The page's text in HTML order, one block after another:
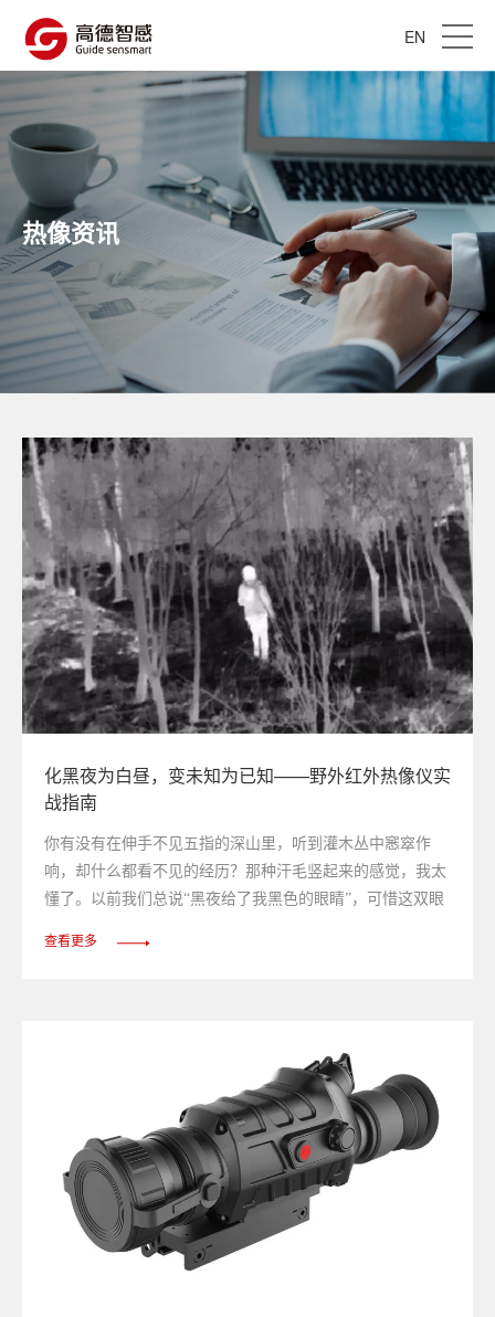
EN
热像资讯
化黑夜为白昼，变未知为已知——野外红外热像仪实
战指南
你有没有在伸手不见五指的深山里，听到灌木丛中窸窣作
响，却什么都看不见的经历？那种汗毛竖起来的感觉，我太
懂了。以前我们总说“黑夜给了我黑色的眼睛”，可惜这双眼
外热像仪对准漆黑的树林——屏幕上，一团团暖色的轮廓清
查看更多